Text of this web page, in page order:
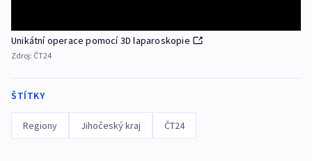
Unikátní operace pomocí 3D laparoskopie
Zdroj: ČT24
ŠTÍTKY
Regiony Jihočeský kraj ČT24